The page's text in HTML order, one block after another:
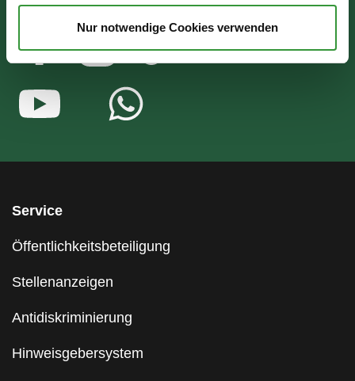
Nur notwendige Cookies verwenden
Service
Öffentlichkeitsbeteiligung
Stellenanzeigen
Antidiskriminierung
Hinweisgebersystem